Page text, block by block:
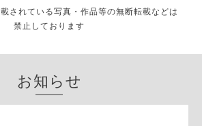
されている写真・作品等の無断転載などは
禁止しております
お知らせ